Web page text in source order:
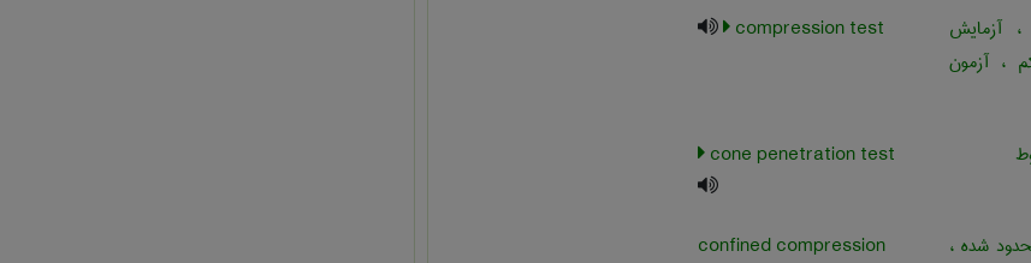
آزمایش
، آزمون
compression test
cone penetration test
شده ،
confined compression